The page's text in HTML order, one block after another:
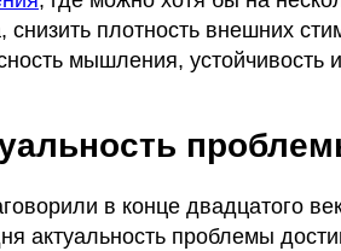
снизить плотность внешних
мышления, устойчивость
в конце двадцатого
актуальность проблемы